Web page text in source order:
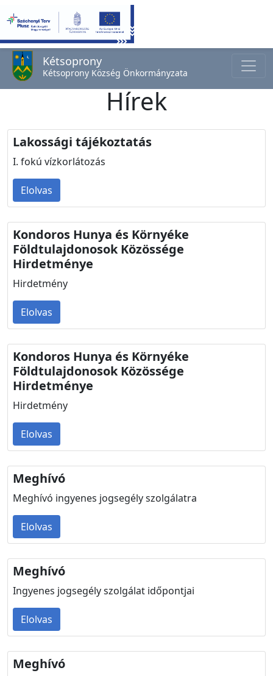
Kétsoprony
Kétsoprony Község Önkormányzata
Hírek
Lakossági tájékoztatás
I. fokú vízkorlátozás
Elolvas
Kondoros Hunya és Környéke
Földtulajdonosok Közössége
Hirdetménye
Hirdetmény
Elolvas
Kondoros Hunya és Környéke
Földtulajdonosok Közössége
Hirdetménye
Hirdetmény
Elolvas
Meghívó
Meghívó ingyenes jogsegély szolgálatra
Elolvas
Meghívó
Ingyenes jogsegély szolgálat időpontjai
Elolvas
Meghívó